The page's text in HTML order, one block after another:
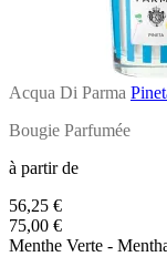
Acqua Di Parma
Bougie Parfumée
à partir de
56,25 €
75,00 €
Menthe Verte -